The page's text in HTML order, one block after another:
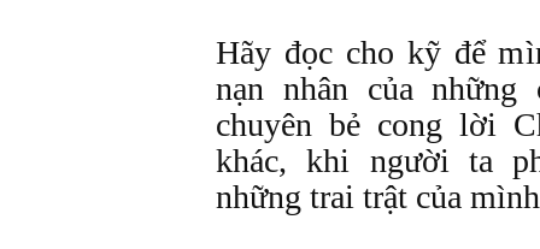
Hãy đọc cho kỹ để
nạn nhân của
chuyên bẻ cong lời
khác, khi người ta
những trai trật của